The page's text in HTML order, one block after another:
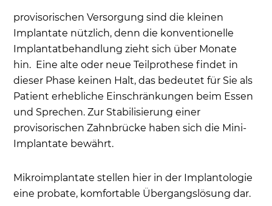
provisorischen Versorgung sind die kleinen
Implantate nützlich, denn die konventionelle
Implantatbehandlung zieht sich über Monate
hin. Eine alte oder neue Teilprothese findet in
dieser Phase keinen Halt, das bedeutet für Sie als
Patient erhebliche Einschränkungen beim Essen
und Sprechen. Zur Stabilisierung einer
provisorischen Zahnbrücke haben sich die Mini-
Implantate bewährt.
Mikroimplantate stellen hier in der Implantologie
eine probate, komfortable Übergangslösung dar.